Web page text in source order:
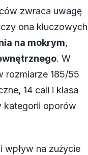
zwraca uwagę
ona kluczowych
na mokrym,
. W
rozmiarze 185/55
14 cali i klasa
kategorii oporów
wpływ na zużycie